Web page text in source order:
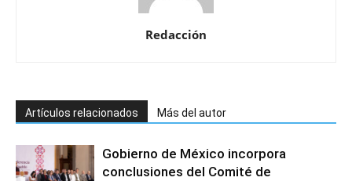
Redacción
Artículos relacionados Más del autor
Gobierno de México incorpora
conclusiones del Comité de